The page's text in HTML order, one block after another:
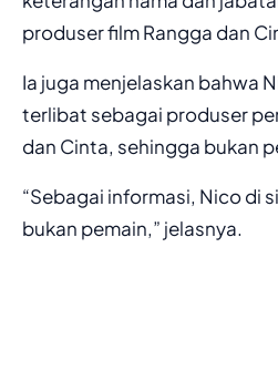
produser film Rangga dan
Ia juga menjelaskan bahwa
terlibat sebagai produser
dan Cinta, sehingga bukan
“Sebagai informasi, Nico di
bukan pemain,” jelasnya.